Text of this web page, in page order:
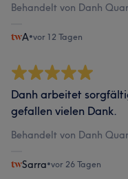
Behandelt von Danh
A•vor 12 Tagen
Danh arbeitet
gefallen vielen Dank.
Behandelt von Danh
Sarra•vor 26 Tagen